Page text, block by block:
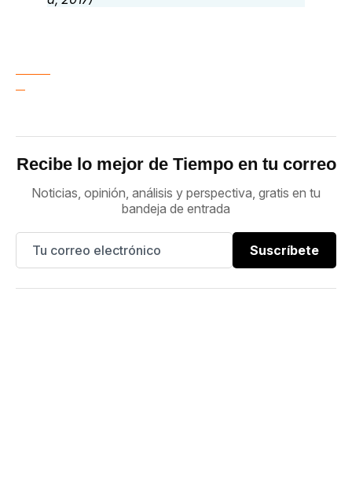
Recibe lo mejor de Tiempo en tu correo
Noticias, opinión, análisis y perspectiva, gratis en tu
bandeja de entrada
Suscríbete